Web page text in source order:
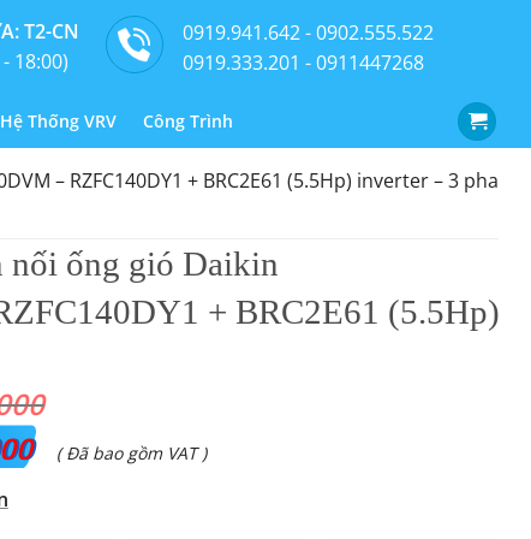
T2-CN
18:00)
0919.941.642 - 0902.555.522
0919.333.201 - 0911447268
Hệ Thống VRV Công Trình
– RZFC140DY1 + BRC2E61 (5.5Hp) inverter – 3 pha
nối ống gió Daikin
+ BRC2E61 (5.5Hp)
Giá
( Đã bao gồm VAT )